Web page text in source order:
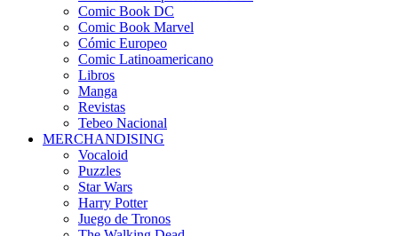
Comic Book DC
Comic Book Marvel
Cómic Europeo
Comic Latinoamericano
Libros
Manga
Revistas
Tebeo Nacional
MERCHANDISING
Vocaloid
Puzzles
Star Wars
Harry Potter
Juego de Tronos